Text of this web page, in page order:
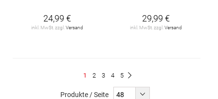
24,99 €
inkl. MwSt. zzgl. Versand
29,99 €
inkl. MwSt. zzgl. Versand
Du
1 Seite
2 Seite
3 Seite
4 Seite
5
Produkte / Seite